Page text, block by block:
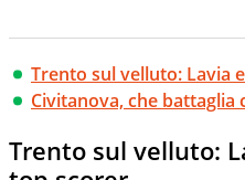
Trento sul velluto: Lavia
Civitanova, che battaglia
Trento sul velluto: